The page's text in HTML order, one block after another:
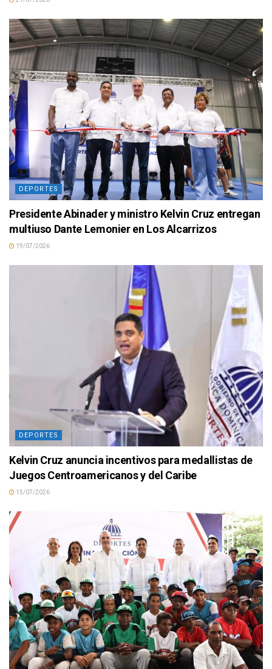
DEPORTES
Presidente Abinader y ministro Kelvin Cruz entregan
multiuso Dante Lemonier en Los Alcarrizos
19/07/2026
DEPORTES
Kelvin Cruz anuncia incentivos para medallistas de
Juegos Centroamericanos y del Caribe
15/07/2026